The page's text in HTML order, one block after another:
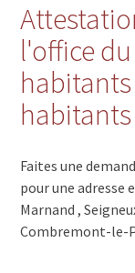
l'office
Faites une
pour une adresse
Marnand ,
Combremont-le-